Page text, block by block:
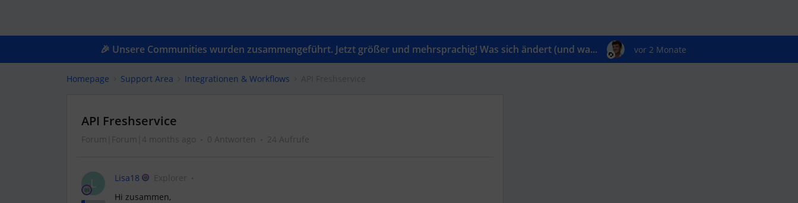
🎉 Unsere Communities wurden zusammengeführt. Jetzt größer und mehrsprachig! Was sich ändert (und wa... vor 2 Monate
Homepage Support Area Integrationen & Workflows
API Freshservice
Forum|Forum|4 months ago 0 Antworten 24 Aufrufe
L Lisa18
Explorer
Hi zusammen,